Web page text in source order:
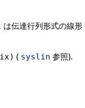
は伝達行列形式の線形
( syslin 参照).